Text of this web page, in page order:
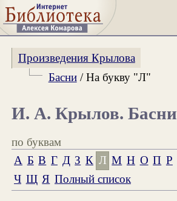
Произведения Крылова
Басни/ На букву "Л"
И. А. Крылов. Басни
по буквам
А Б В Г Д З К Л М Н О П Р
Ч Щ Я Полный список